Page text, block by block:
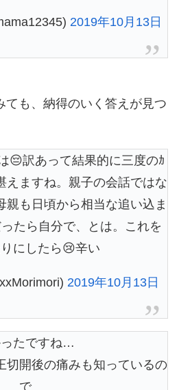
2019年10月13日
ても、納得のいく答えが見つ
😔訳あって結果的に三度のｶ
えますね。親子の会話ではな
親も日頃から相当な追い込ま
たら自分で、とは。これを
にしたら😢辛い
2019年10月13日
たですね…
切開後の痛みも知っているの
で